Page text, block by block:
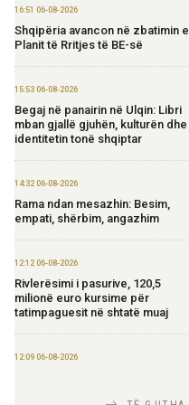
16:51 06-08-2026
Shqipëria avancon në zbatimin e
Planit të Rritjes të BE-së
15:53 06-08-2026
Begaj në panairin në Ulqin: Libri
mban gjallë gjuhën, kulturën dhe
identitetin tonë shqiptar
14:32 06-08-2026
Rama ndan mesazhin: Besim,
empati, shërbim, angazhim
12:12 06-08-2026
Rivlerësimi i pasurive, 120,5
milionë euro kursime për
tatimpaguesit në shtatë muaj
12:09 06-08-2026